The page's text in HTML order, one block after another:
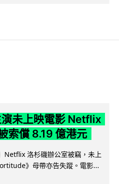
未上映電影 Netflix
索償 8.19 億港元
Netflix 洛杉磯辦公室被竊，未上
》母帶亦告失蹤。電影...